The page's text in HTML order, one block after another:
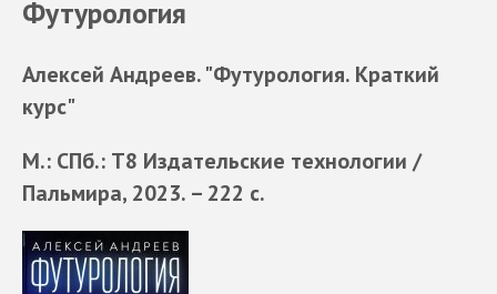
Футурология
Алексей Андреев. "Футурология. Краткий
курс"
М.: СПб.: Т8 Издательские технологии /
Пальмира, 2023. – 222 с.